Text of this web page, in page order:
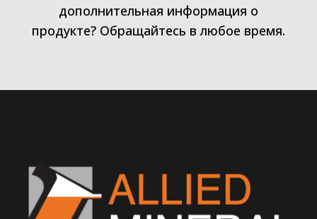
дополнительная информация о
продукте? Обращайтесь в любое время.